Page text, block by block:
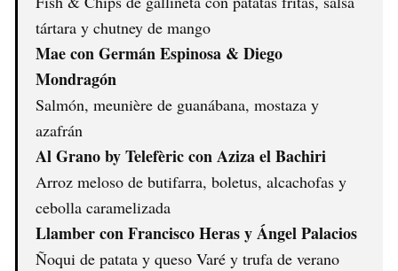
tártara y chutney de mango
Mae con Germán Espinosa & Diego
Mondragón
Salmón, meunière de guanábana, mostaza y
azafrán
Al Grano by Telefèric con Aziza el Bachiri
Arroz meloso de butifarra, boletus, alcachofas y
cebolla caramelizada
Llamber con Francisco Heras y Ángel Palacios
Ñoqui de patata y queso Varé y trufa de verano